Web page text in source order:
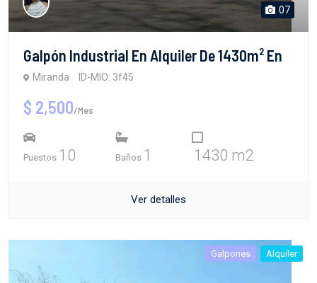
07
Galpón Industrial En Alquiler De 1430m² En
Miranda ID-MIO: 3f45
$ 2,500/Mes
Puestos 10 Baños 1 1430 m2
Ver detalles
Galpones Alquiler